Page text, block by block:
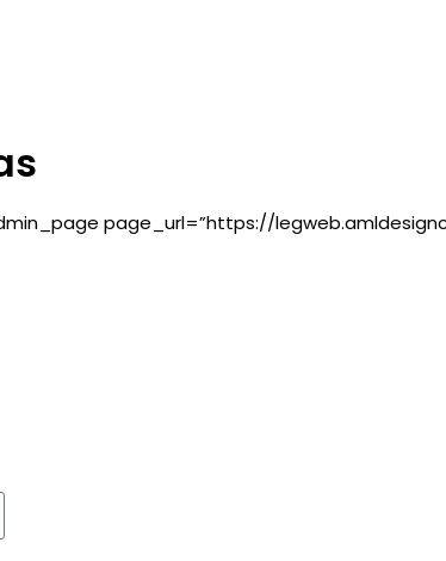
page_url=”https://